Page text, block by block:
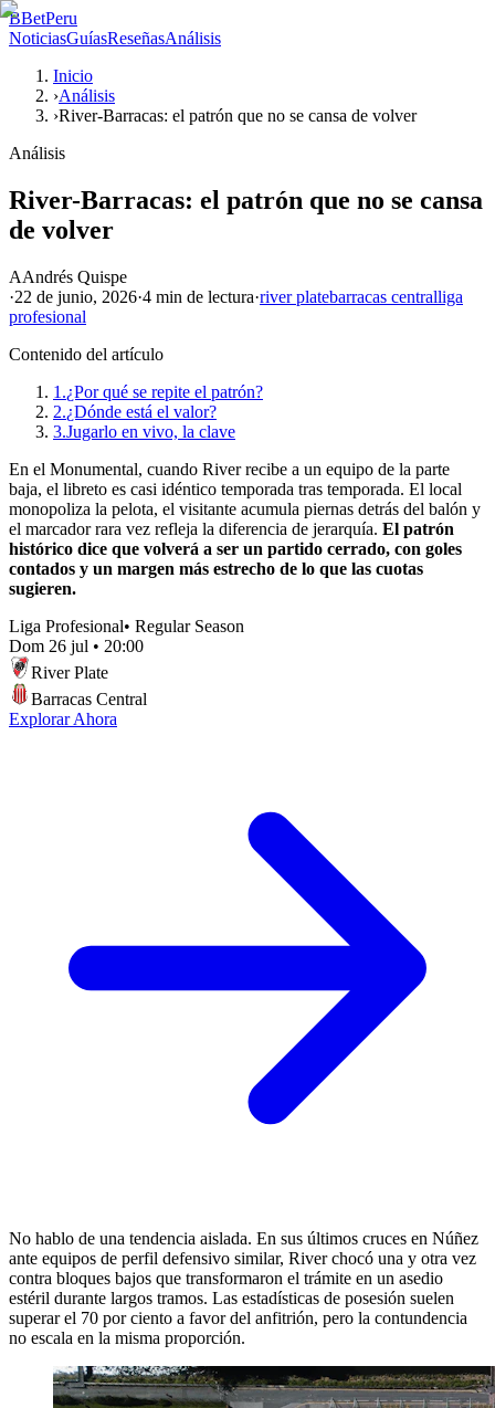
BBetPeru
NoticiasGuíasReseñasAnálisis
Inicio
›Análisis
›River-Barracas: el patrón que no se cansa de volver
Análisis
River-Barracas: el patrón que no se cansa
de volver
AAndrés Quispe
·22 de junio, 2026·4 min de lectura·river platebarracas centralliga
profesional
Contenido del artículo
1.¿Por qué se repite el patrón?
2.¿Dónde está el valor?
3.Jugarlo en vivo, la clave
En el Monumental, cuando River recibe a un equipo de la parte
baja, el libreto es casi idéntico temporada tras temporada. El local
monopoliza la pelota, el visitante acumula piernas detrás del balón y
el marcador rara vez refleja la diferencia de jerarquía. El patrón
histórico dice que volverá a ser un partido cerrado, con goles
contados y un margen más estrecho de lo que las cuotas
sugieren.
Liga Profesional• Regular Season
Dom 26 jul • 20:00
River Plate
Barracas Central
Explorar Ahora
No hablo de una tendencia aislada. En sus últimos cruces en Núñez
ante equipos de perfil defensivo similar, River chocó una y otra vez
contra bloques bajos que transformaron el trámite en un asedio
estéril durante largos tramos. Las estadísticas de posesión suelen
superar el 70 por ciento a favor del anfitrión, pero la contundencia
no escala en la misma proporción.